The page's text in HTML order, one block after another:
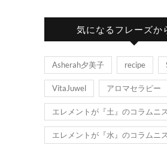
気になるフレーズか
Asherah夕美子 recipe
VitaJuwel アロマセラピー
エレメントが『土』のコラムニ
エレメントが『水』のコラムニ